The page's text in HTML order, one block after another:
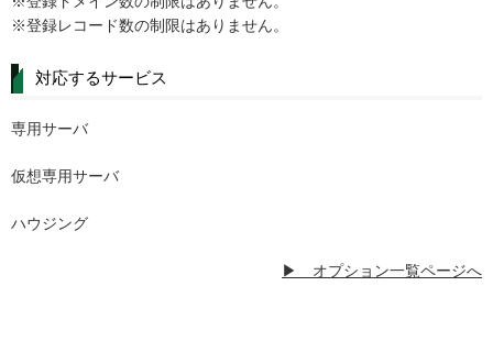
※登録レコード数の制限はありません。
対応するサービス
専用サーバ
仮想専用サーバ
ハウジング
▶ オプション一覧ページへ